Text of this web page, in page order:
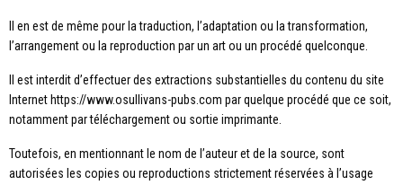
Il en est de même pour la traduction, l’adaptation ou la transformation,
l’arrangement ou la reproduction par un art ou un procédé quelconque.
Il est interdit d’effectuer des extractions substantielles du contenu du site
Internet https://www.osullivans-pubs.com par quelque procédé que ce soit,
notamment par téléchargement ou sortie imprimante.
Toutefois, en mentionnant le nom de l’auteur et de la source, sont
autorisées les copies ou reproductions strictement réservées à l’usage